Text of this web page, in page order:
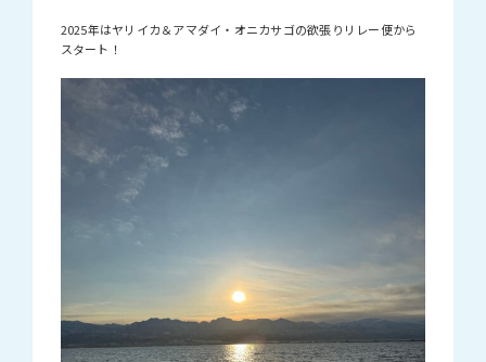
2025年はヤリイカ＆アマダイ・オニカサゴの欲張りリレー便から
スタート！